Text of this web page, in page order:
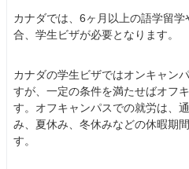
カナダでは、6ヶ月以上の語学留
合、学生ビザが必要となります。
カナダの学生ビザではオンキャン
すが、一定の条件を満たせばオフ
す。オフキャンパスでの就労は、
み、夏休み、冬休みなどの休暇期
す。